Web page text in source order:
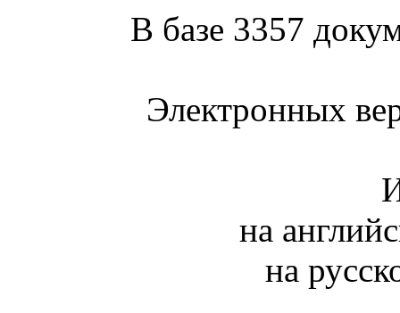
В базе 3357
Электронных
на
на